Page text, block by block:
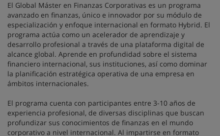
El Global Máster en Finanzas Corporativas es un programa
avanzado en finanzas, único e innovador por su módulo de
especialización y enfoque internacional en formato Hybrid. El
programa actúa como un acelerador de aprendizaje y
desarrollo profesional a través de una plataforma digital de
alcance global. Aprende en profundidad sobre el sistema
financiero internacional, sus instituciones, así como dominar
la planificación estratégica operativa de una empresa en
ámbitos internacionales.
El programa cuenta con participantes entre 3-10 años de
experiencia profesional, de diversas disciplinas que buscan
profundizar sus conocimientos de finanzas en el mundo
corporativo a nivel internacional. Al impartirse en formato